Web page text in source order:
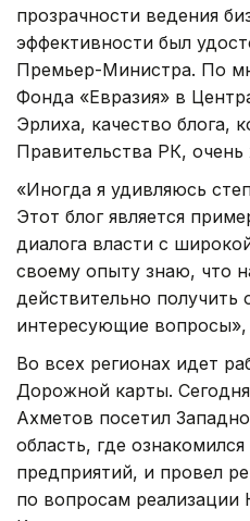
прозрачности ведения
эффективности был
Премьер-Министра. По
Фонда «Евразия» в
Эрлиха, качество блога,
Правительства РК,
«Иногда я удивляюсь
Этот блог является
диалога власти с
своему опыту знаю, что
действительно получить
интересующие
Во всех регионах идет
Дорожной карты.
Ахметов посетил
область, где
предприятий, и провел
по вопросам реализации